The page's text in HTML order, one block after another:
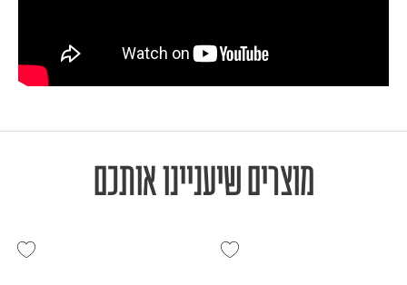
מוצרים שיעניינו אותכם